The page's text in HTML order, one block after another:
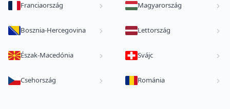
Franciaország Magyarország
Bosznia-Hercegovina Lettország
Észak-Macedónia Svájc
Csehország Románia